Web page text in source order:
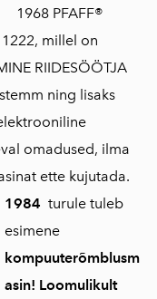
1968 PFAFF®
millel on
RIIDESÖÖTJA
ning lisaks
omadused, ilma
ette kujutada.
1984 turule tuleb
esimene
kompuuterõmblusm
asin! Loomulikult